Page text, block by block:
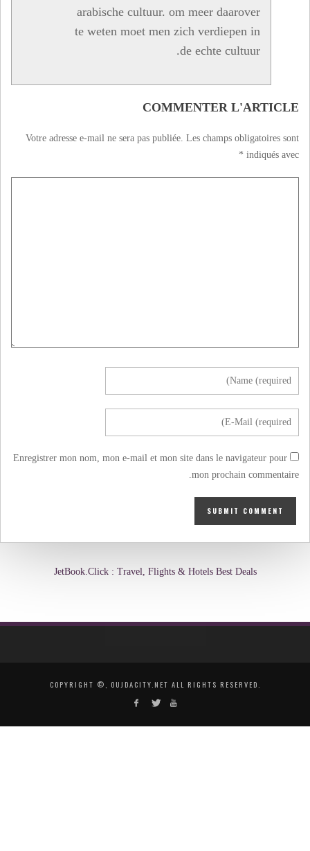
arabische cultuur. om meer daarover
te weten moet men zich verdiepen in
de echte cultuur.
COMMENTER L'ARTICLE
Votre adresse e-mail ne sera pas publiée. Les champs obligatoires sont
indiqués avec
*
Enregistrer mon nom, mon e-mail et mon site dans le navigateur pour
mon prochain commentaire.
JetBook.Click : Travel, Flights & Hotels Best Deals
COPYRIGHT ©, OUJDACITY.NET ALL RIGHTS RESERVED.